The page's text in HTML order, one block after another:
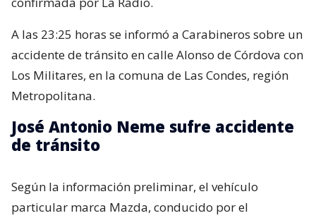
A las 23:25 horas se informó a Carabineros sobre un
accidente de tránsito en calle Alonso de Córdova con
Los Militares, en la comuna de Las Condes, región
Metropolitana.
José Antonio Neme sufre accidente
de tránsito
Según la información preliminar, el vehículo
particular marca Mazda, conducido por el